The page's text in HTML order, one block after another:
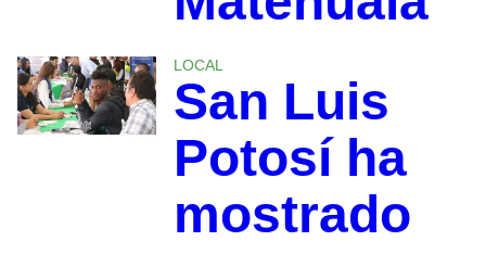
LOCAL
San Luis
Potosí ha
mostrado